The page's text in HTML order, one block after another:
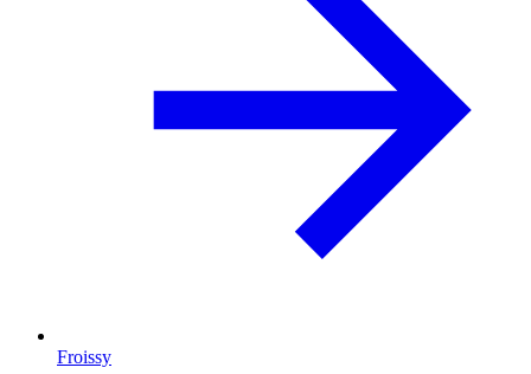
Froissy